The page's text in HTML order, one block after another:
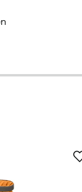
kun istut